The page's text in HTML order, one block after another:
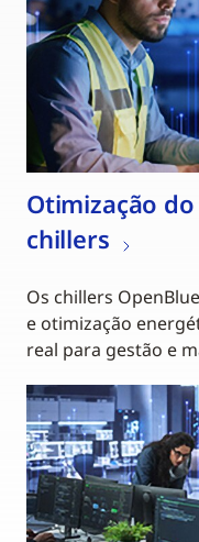
Otimização
chillers
Os chillers
e otimização
real para gestão e